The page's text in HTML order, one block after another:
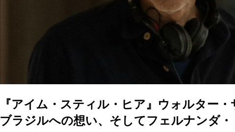
『アイム・スティル・ヒア』ウォルター
ブラジルへの想い、そしてフェルナンダ